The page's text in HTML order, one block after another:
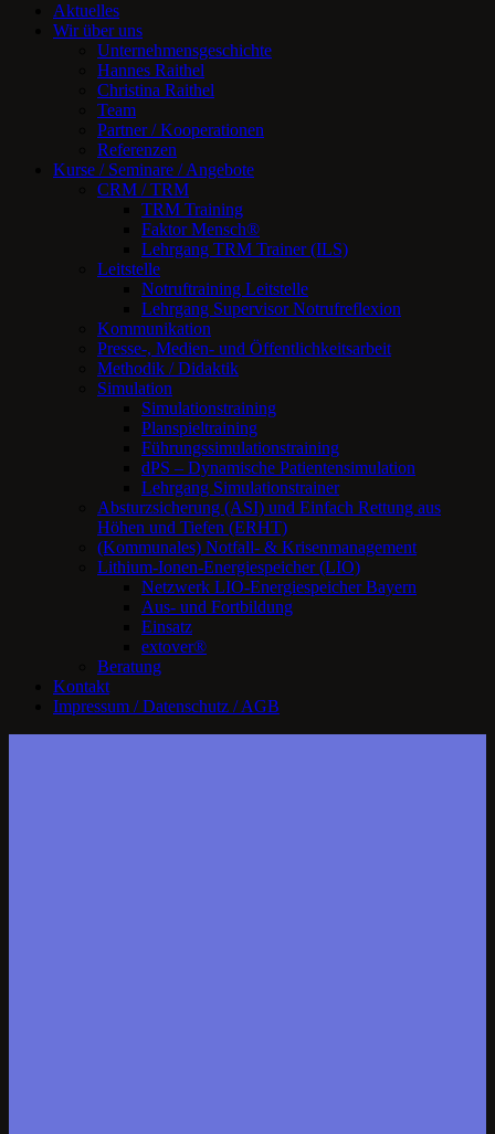
Aktuelles
Wir über uns
Unternehmensgeschichte
Hannes Raithel
Christina Raithel
Team
Partner / Kooperationen
Referenzen
Kurse / Seminare / Angebote
CRM / TRM
TRM Training
Faktor Mensch®
Lehrgang TRM Trainer (ILS)
Leitstelle
Notruftraining Leitstelle
Lehrgang Supervisor Notrufreflexion
Kommunikation
Presse-, Medien- und Öffentlichkeitsarbeit
Methodik / Didaktik
Simulation
Simulationstraining
Planspieltraining
Führungssimulationstraining
dPS – Dynamische Patientensimulation
Lehrgang Simulationstrainer
Absturzsicherung (ASI) und Einfach Rettung aus
Höhen und Tiefen (ERHT)
(Kommunales) Notfall- & Krisenmanagement
Lithium-Ionen-Energiespeicher (LIO)
Netzwerk LIO-Energiespeicher Bayern
Aus- und Fortbildung
Einsatz
extover®
Beratung
Kontakt
Impressum / Datenschutz / AGB